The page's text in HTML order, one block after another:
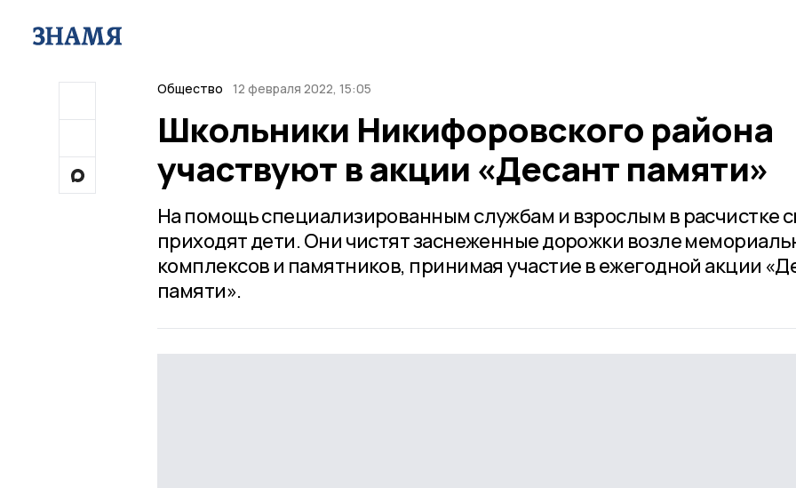
Общество 12 февраля 2022, 15:05
Школьники Никифоровского района
участвуют в акции «Десант памяти»
На помощь специализированным службам и взрослым в расчистке
приходят дети. Они чистят заснеженные дорожки возле
комплексов и памятников, принимая участие в ежегодной акции
памяти».